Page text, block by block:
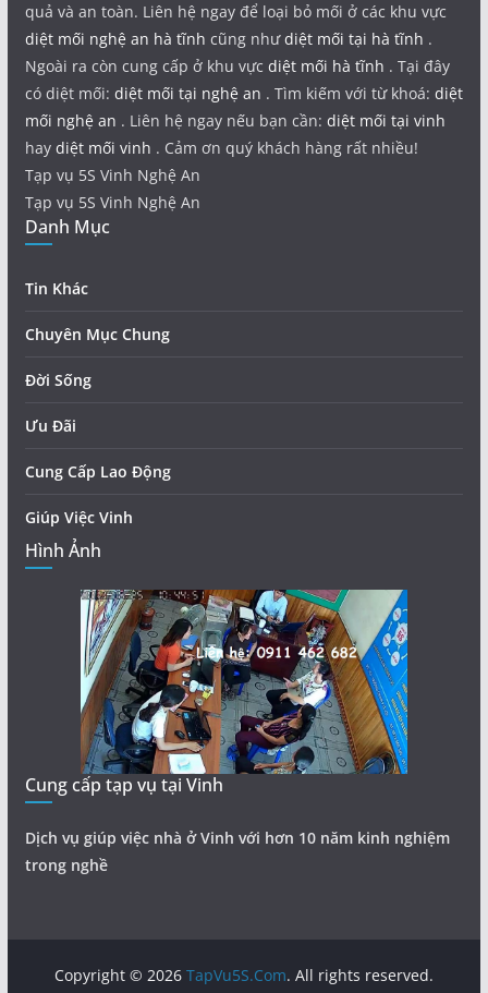
quả và an toàn. Liên hệ ngay để loại bỏ mối ở các khu vực
diệt mối nghệ an hà tĩnh cũng nhưdiệt mối tại hà tĩnh .
Ngoài ra còn cung cấp ở khu vực diệt mối hà tĩnh . Tại đây
có diệt mối: diệt mối tại nghệ an . Tìm kiếm với từ khoá: diệt
mối nghệ an . Liên hệ ngay nếu bạn cần: diệt mối tại vinh
hay diệt mối vinh . Cảm ơn quý khách hàng rất nhiều!
Tạp vụ 5S Vinh Nghệ An
Tạp vụ 5S Vinh Nghệ An
Danh Mục
Tin Khác
Chuyên Mục Chung
Đời Sống
Ưu Đãi
Cung Cấp Lao Động
Giúp Việc Vinh
Hình Ảnh
Cung cấp tạp vụ tại Vinh
Dịch vụ giúp việc nhà ở Vinh với hơn 10 năm kinh nghiệm
trong nghề
Copyright © 2026 TapVu5S.Com. All rights reserved.